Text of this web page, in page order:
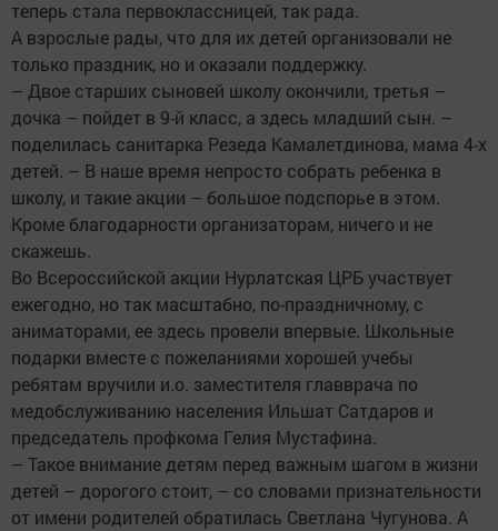
теперь стала первоклассницей, так рада.
А взрослые рады, что для их детей организовали не
только праздник, но и оказали поддержку.
– Двое старших сыновей школу окончили, третья –
дочка – пойдет в 9-й класс, а здесь младший сын. –
поделилась санитарка Резеда Камалетдинова, мама 4-х
детей. – В наше время непросто собрать ребенка в
школу, и такие акции – большое подспорье в этом.
Кроме благодарности организаторам, ничего и не
скажешь.
Во Всероссийской акции Нурлатская ЦРБ участвует
ежегодно, но так масштабно, по-праздничному, с
аниматорами, ее здесь провели впервые. Школьные
подарки вместе с пожеланиями хорошей учебы
ребятам вручили и.о. заместителя главврача по
медобслуживанию населения Ильшат Сатдаров и
председатель профкома Гелия Мустафина.
– Такое внимание детям перед важным шагом в жизни
детей – дорогого стоит, – со словами признательности
от имени родителей обратилась Светлана Чугунова. А